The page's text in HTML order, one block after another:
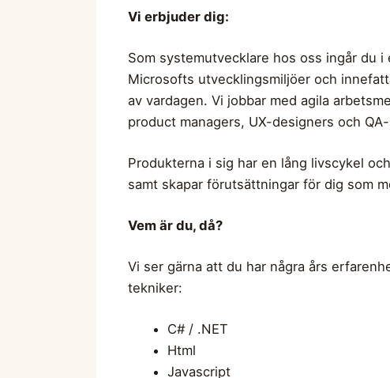
Vi erbjuder dig:
Som systemutvecklare hos oss ingår du
Microsofts utvecklingsmiljöer och
av vardagen. Vi jobbar med agila
product managers, UX-designers och
Produkterna i sig har en lång livscykel
samt skapar förutsättningar för dig som
Vem är du, då?
Vi ser gärna att du har några års
tekniker:
C# / .NET
Html
Javascript